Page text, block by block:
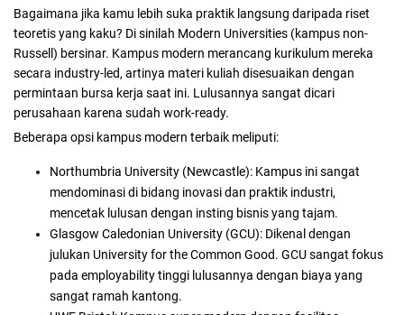
Bagaimana jika kamu lebih suka praktik langsung daripada riset
teoretis yang kaku? Di sinilah Modern Universities (kampus non-
Russell) bersinar. Kampus modern merancang kurikulum mereka
secara industry-led, artinya materi kuliah disesuaikan dengan
permintaan bursa kerja saat ini. Lulusannya sangat dicari
perusahaan karena sudah work-ready.
Beberapa opsi kampus modern terbaik meliputi:
Northumbria University (Newcastle): Kampus ini sangat
mendominasi di bidang inovasi dan praktik industri,
mencetak lulusan dengan insting bisnis yang tajam.
Glasgow Caledonian University (GCU): Dikenal dengan
julukan University for the Common Good. GCU sangat fokus
pada employability tinggi lulusannya dengan biaya yang
sangat ramah kantong.